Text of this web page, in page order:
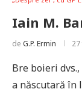
Iain M.
de G.P. Ermin
Bre boieri
a născutară în